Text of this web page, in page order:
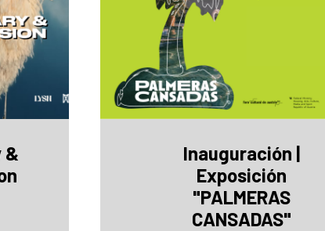
&
Inauguración |
Exposición
"PALMERAS
CANSADAS"